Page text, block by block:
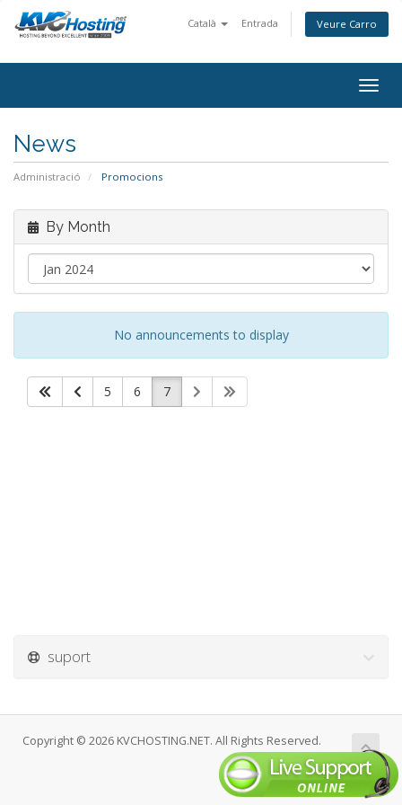
Català Entrada Veure Carro
News
Administració Promocions
By Month
No announcements to display
5 6 7
suport
Copyright © 2026 KVCHOSTING.NET. All Rights Reserved.